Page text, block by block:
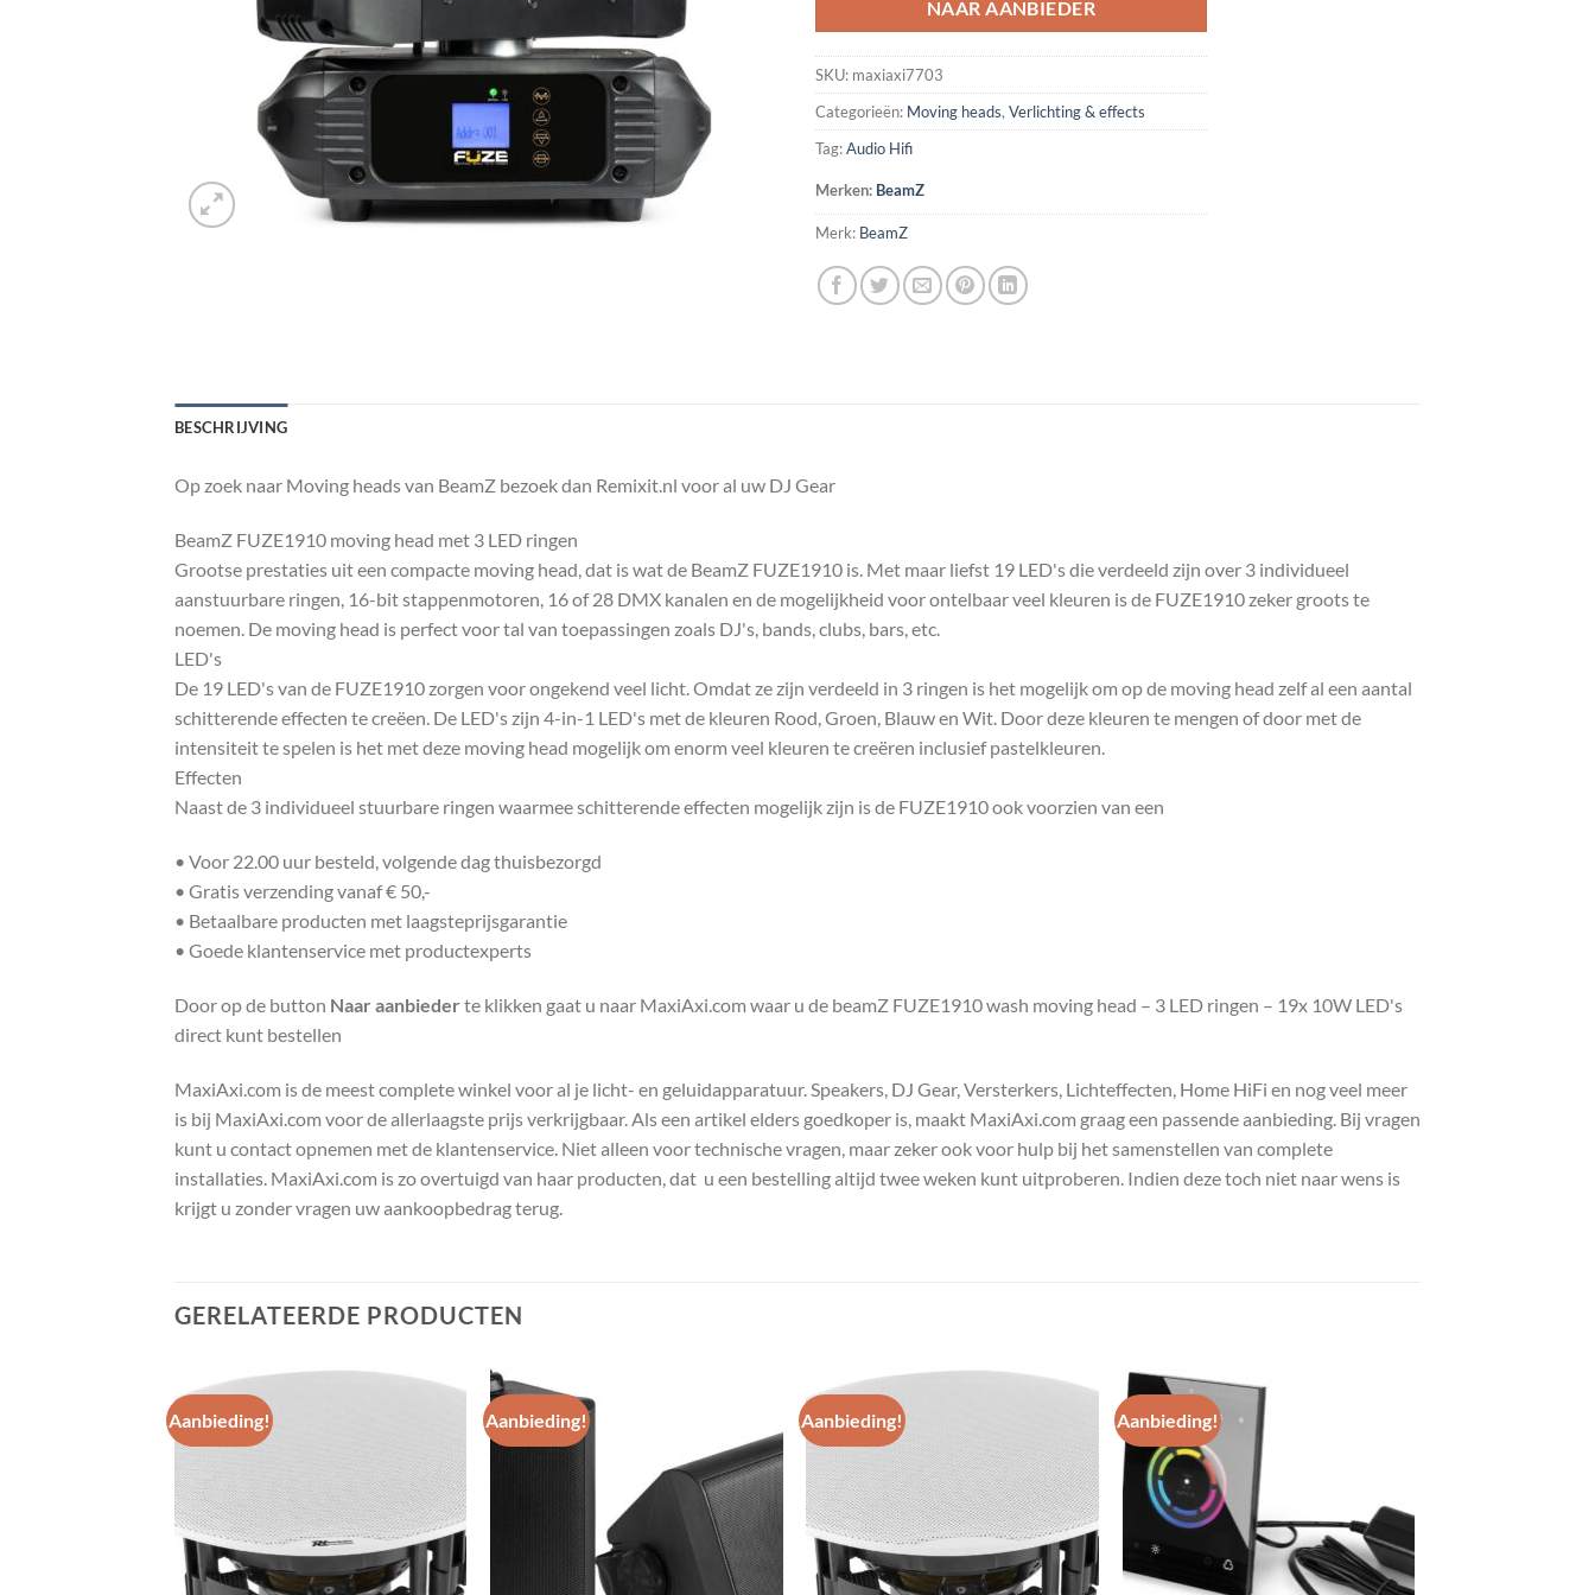
NAAR AANBIEDER
SKU: maxiaxi7703
Categorieën: Moving heads, Verlichting & effects
Tag:Audio Hifi
Merken: BeamZ
Merk: BeamZ
BESCHRIJVING
Op zoek naar Moving heads van BeamZ bezoek dan Remixit.nl voor al uw DJ Gear
BeamZ FUZE1910 moving head met 3 LED ringen
Grootse prestaties uit een compacte moving head, dat is wat de BeamZ FUZE1910 is. Met maar liefst 19 LED's die verdeeld zijn over 3 individueel
aanstuurbare ringen, 16-bit stappenmotoren, 16 of 28 DMX kanalen en de mogelijkheid voor ontelbaar veel kleuren is de FUZE1910 zeker groots te
noemen. De moving head is perfect voor tal van toepassingen zoals DJ's, bands, clubs, bars, etc.
LED's
De 19 LED's van de FUZE1910 zorgen voor ongekend veel licht. Omdat ze zijn verdeeld in 3 ringen is het mogelijk om op de moving head zelf al een aantal
schitterende effecten te creëen. De LED's zijn 4-in-1 LED's met de kleuren Rood, Groen, Blauw en Wit. Door deze kleuren te mengen of door met de
intensiteit te spelen is het met deze moving head mogelijk om enorm veel kleuren te creëren inclusief pastelkleuren.
Effecten
Naast de 3 individueel stuurbare ringen waarmee schitterende effecten mogelijk zijn is de FUZE1910 ook voorzien van een
• Voor 22.00 uur besteld, volgende dag thuisbezorgd
• Gratis verzending vanaf € 50,-
• Betaalbare producten met laagsteprijsgarantie
• Goede klantenservice met productexperts
Door op de button Naar aanbieder te klikken gaat u naar MaxiAxi.com waar u de beamZ FUZE1910 wash moving head – 3 LED ringen – 19x 10W LED's
direct kunt bestellen
MaxiAxi.com is de meest complete winkel voor al je licht- en geluidapparatuur. Speakers, DJ Gear, Versterkers, Lichteffecten, Home HiFi en nog veel meer
is bij MaxiAxi.com voor de allerlaagste prijs verkrijgbaar. Als een artikel elders goedkoper is, maakt MaxiAxi.com graag een passende aanbieding. Bij vragen
kunt u contact opnemen met de klantenservice. Niet alleen voor technische vragen, maar zeker ook voor hulp bij het samenstellen van complete
installaties. MaxiAxi.com is zo overtuigd van haar producten, dat u een bestelling altijd twee weken kunt uitproberen. Indien deze toch niet naar wens is
krijgt u zonder vragen uw aankoopbedrag terug.
GERELATEERDE PRODUCTEN
Aanbieding!
Toevoegen
aan
wenslijst
Aanbieding!
Toevoegen
aan
wenslijst
Aanbieding!
Toevoegen
aan
wenslijst
Aanbieding!